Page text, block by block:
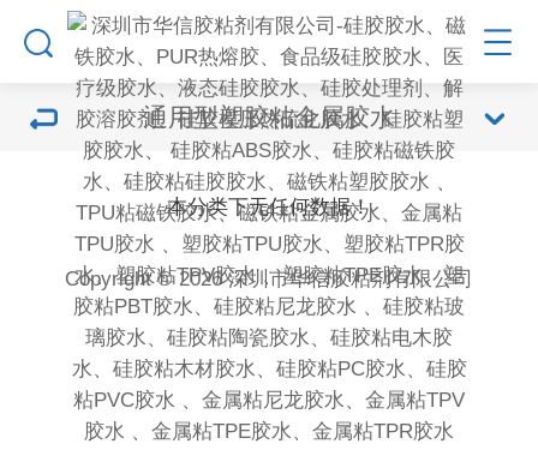
通用型塑胶粘金属胶水
本分类下无任何数据！
Copyright © 2026 深圳市华信胶粘剂有限公司